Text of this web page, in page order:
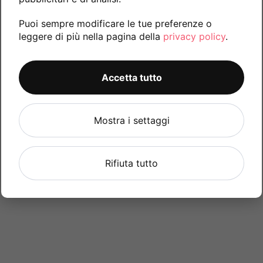
Puoi sempre modificare le tue preferenze o
leggere di più nella pagina della privacy policy.
Accetta tutto
Mostra i settaggi
Rifiuta tutto